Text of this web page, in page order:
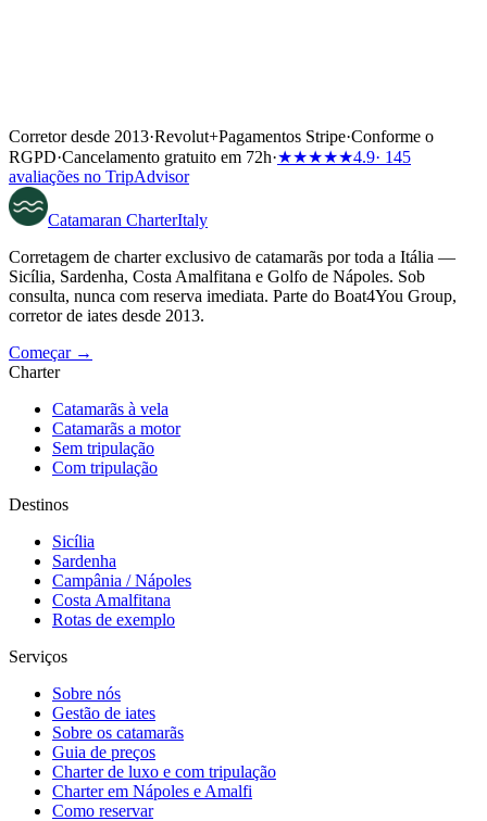
Corretor desde 2013·Revolut+Pagamentos Stripe·Conforme o
RGPD·Cancelamento gratuito em 72h·★★★★★4.9· 145
avaliações no TripAdvisor
Catamaran CharterItaly
Corretagem de charter exclusivo de catamarãs por toda a Itália —
Sicília, Sardenha, Costa Amalfitana e Golfo de Nápoles. Sob
consulta, nunca com reserva imediata. Parte do Boat4You Group,
corretor de iates desde 2013.
Começar →
Charter
Catamarãs à vela
Catamarãs a motor
Sem tripulação
Com tripulação
Destinos
Sicília
Sardenha
Campânia / Nápoles
Costa Amalfitana
Rotas de exemplo
Serviços
Sobre nós
Gestão de iates
Sobre os catamarãs
Guia de preços
Charter de luxo e com tripulação
Charter em Nápoles e Amalfi
Como reservar